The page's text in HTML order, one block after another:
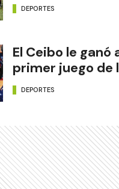
DEPORTES
El Ceibo le
primer juego de
DEPORTES